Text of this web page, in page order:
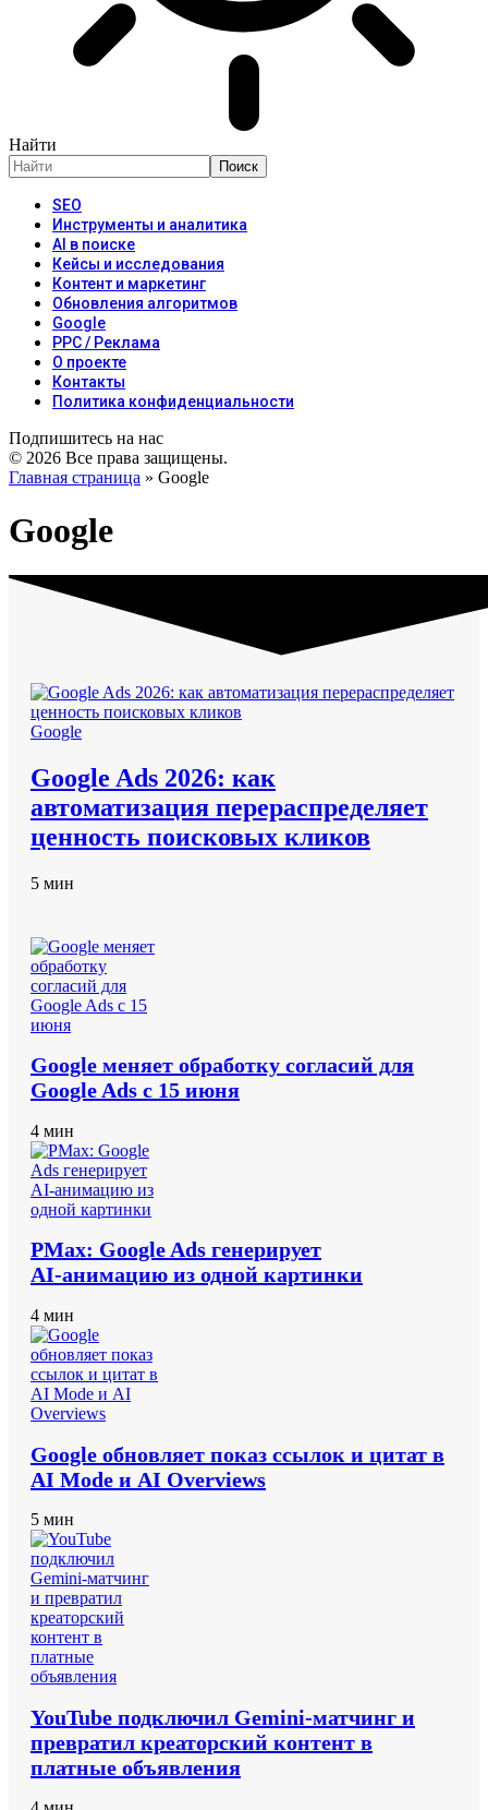
Найти
SEO
Инструменты и аналитика
AI в поиске
Кейсы и исследования
Контент и маркетинг
Обновления алгоритмов
Google
PPC / Реклама
О проекте
Контакты
Политика конфиденциальности
Подпишитесь на нас
© 2026 Все права защищены.
Главная страница » Google
Google
Google
Google Ads 2026: как
автоматизация перераспределяет
ценность поисковых кликов
5 мин
Google меняет обработку согласий для
Google Ads с 15 июня
4 мин
PMax: Google Ads генерирует
AI‑анимацию из одной картинки
4 мин
Google обновляет показ ссылок и цитат в
AI Mode и AI Overviews
5 мин
YouTube подключил Gemini‑матчинг и
превратил креаторский контент в
платные объявления